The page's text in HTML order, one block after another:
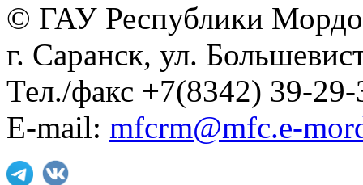
© ГАУ Республики
г. Саранск, ул.
Тел./факс +7(8342) 39-29-
E-mail: mfcrm@mfc.e-